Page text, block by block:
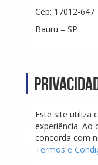
Cep: 17012-647
Bauru – SP
Este site utiliza
experiência. Ao
concorda com
Termos e